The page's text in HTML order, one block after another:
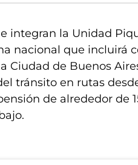
integran la Unidad
nacional que incluirá
Ciudad de Buenos
tránsito en rutas
de alrededor de